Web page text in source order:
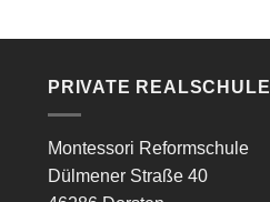
PRIVATE REALSCHULE
Montessori Reformschule
Dülmener Straße 40